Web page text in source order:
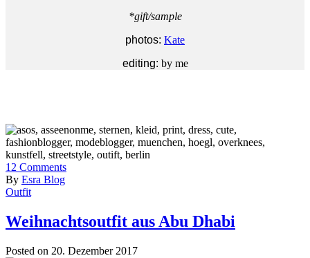
*gift/sample
photos: Kate
editing: by me
12 Comments
By Esra Blog
Outfit
Weihnachtsoutfit aus Abu Dhabi
Posted on 20. Dezember 2017